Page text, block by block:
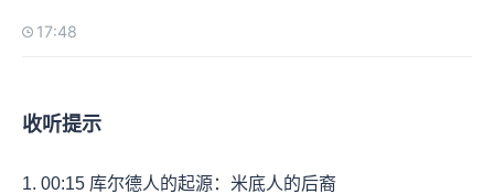
17:48
收听提示
1. 00:15 库尔德人的起源：米底人的后裔